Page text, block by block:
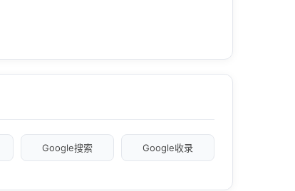
Google搜索 Google收录